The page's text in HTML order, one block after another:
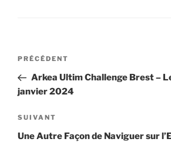
Navigation
l’article
Article
précédent
PRÉCÉDENT
Arkea Ultim Challenge Brest –
janvier 2024
Article
suivant
SUIVANT
Une Autre Façon de Naviguer sur